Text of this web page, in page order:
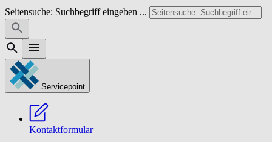
Seitensuche: Suchbegriff eingeben ...
Servicepoint
Kontaktformular